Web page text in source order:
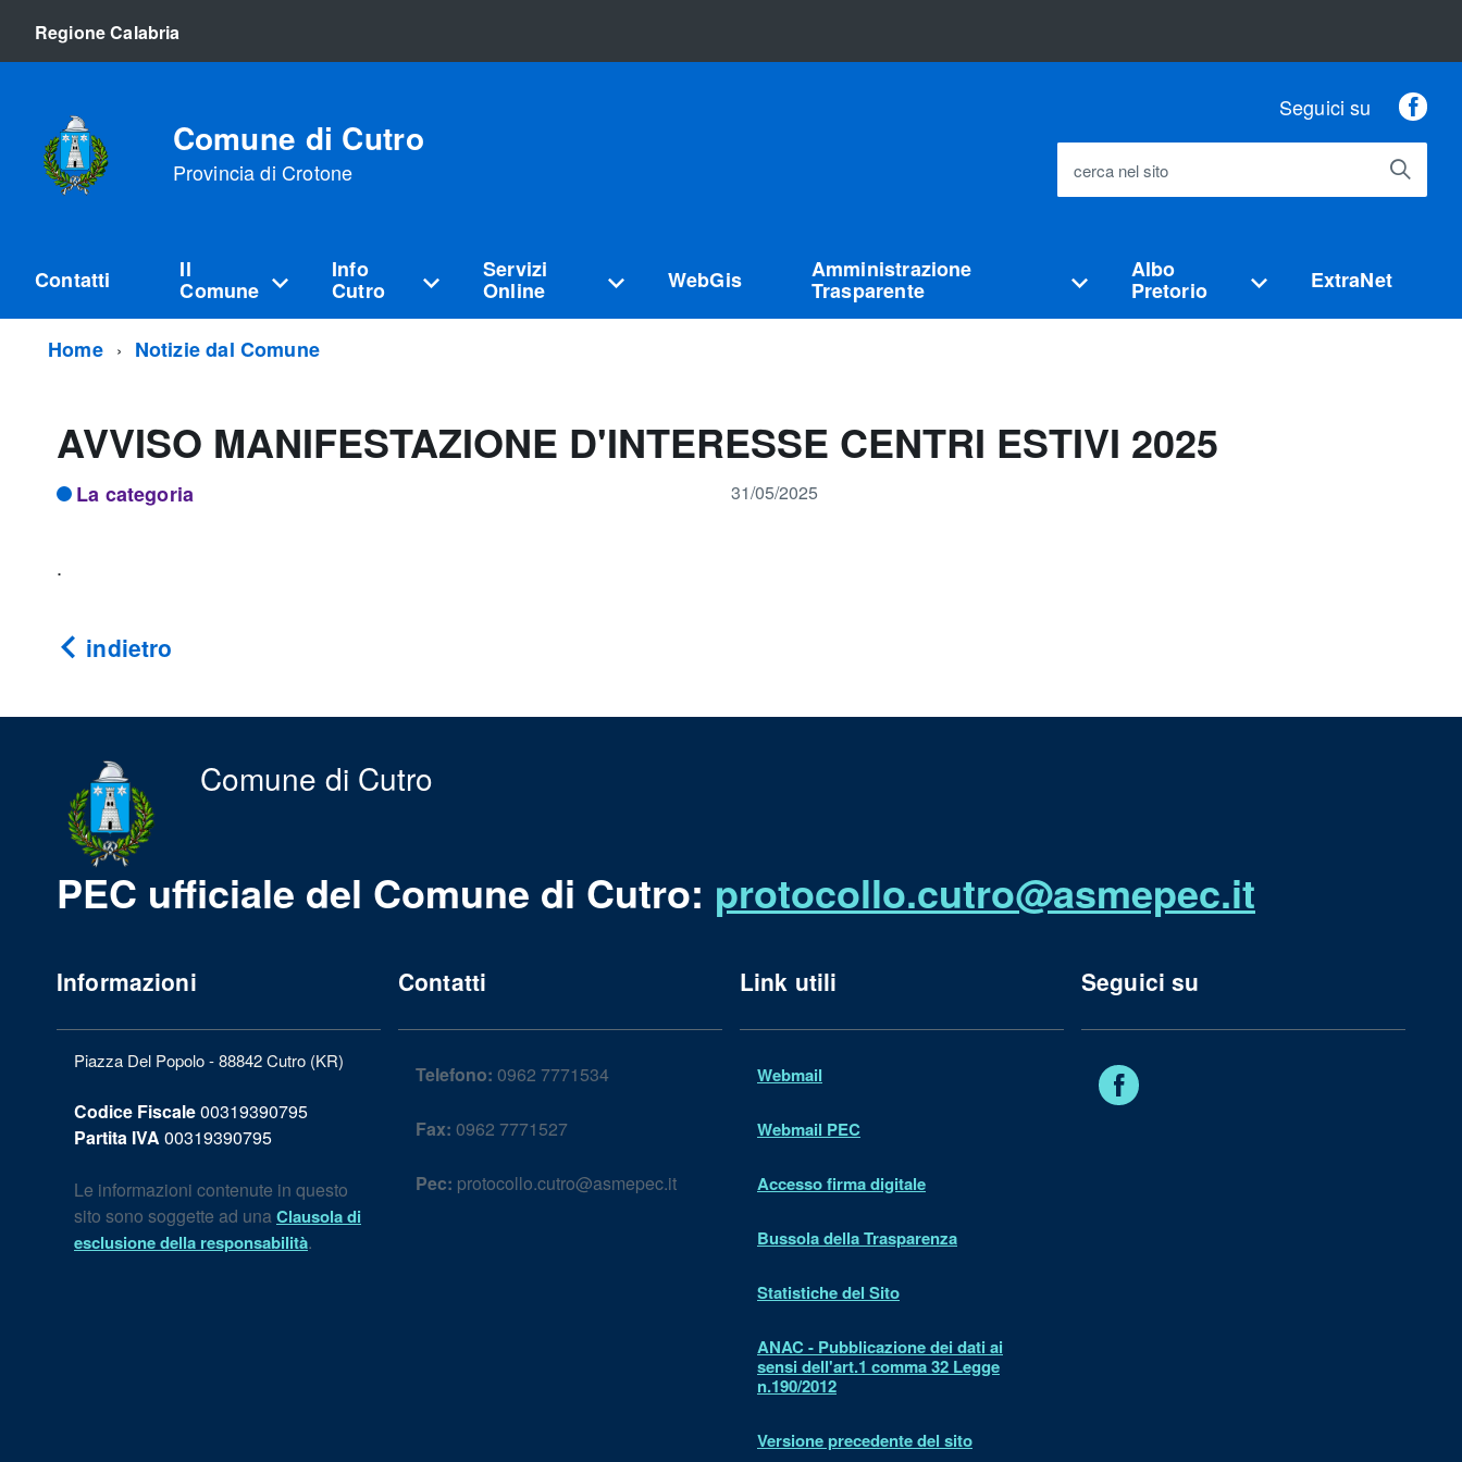
Regione Calabria
Comune di Cutro
Provincia di Crotone
Seguici su
cerca nel sito
Contatti Il
Comune
Info
Cutro
Servizi
Online WebGis Amministrazione
Trasparente
Albo
Pretorio ExtraNet
Home Notizie dal Comune
AVVISO MANIFESTAZIONE D'INTERESSE CENTRI ESTIVI 2025
La categoria 31/05/2025
.
indietro
Comune di Cutro
PEC ufficiale del Comune di Cutro: protocollo.cutro@asmepec.it
Informazioni
Piazza Del Popolo - 88842 Cutro (KR)
Codice Fiscale00319390795
Partita IVA 00319390795
Le informazioni contenute in questo
sito sono soggette ad unaClausola di
esclusione della responsabilità.
Contatti
Telefono: 0962 7771534
Fax: 0962 7771527
Pec: protocollo.cutro@asmepec.it
Link utili
Webmail
Webmail PEC
Accesso firma digitale
Bussola della Trasparenza
Statistiche del Sito
ANAC - Pubblicazione dei dati ai
sensi dell'art.1 comma 32 Legge
n.190/2012
Versione precedente del sito
Seguici su